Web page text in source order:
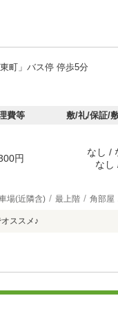
町」バス停 停歩5分
費等 敷/礼/保証/
円
なし /
なし
場(近隣含) 最上階 角部屋
ススメ♪